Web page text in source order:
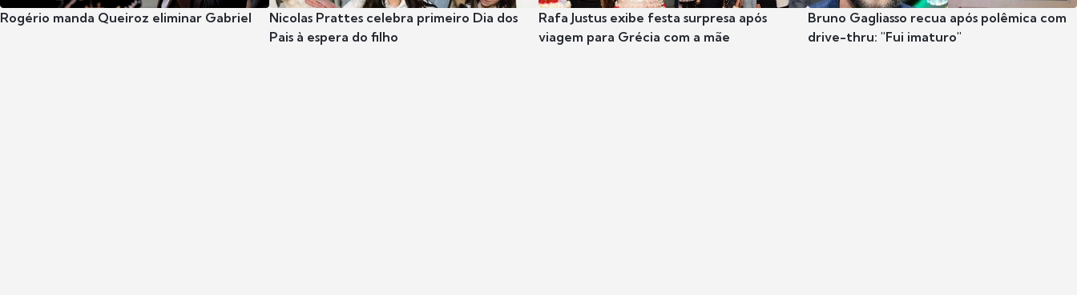
Rogério manda Queiroz eliminar Gabriel
Nicolas Prattes celebra primeiro Dia dos
Pais à espera do filho
Rafa Justus exibe festa surpresa após
viagem para Grécia com a mãe
Bruno Gagliasso recua após polêmica com
drive-thru: "Fui imaturo"